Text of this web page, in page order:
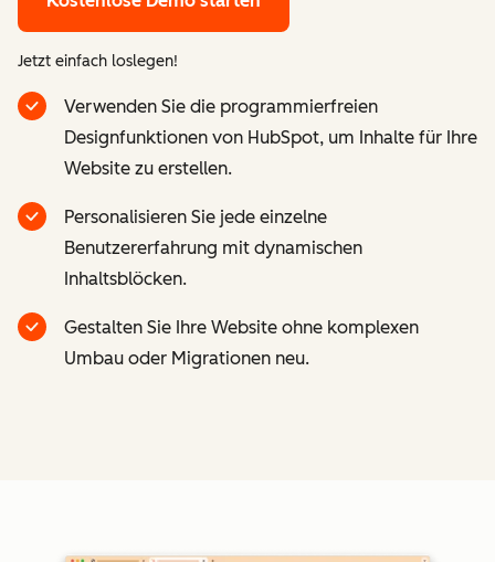
Jetzt einfach loslegen!
Verwenden Sie die programmierfreien
Designfunktionen von HubSpot, um Inhalte für Ihre
Website zu erstellen.
Personalisieren Sie jede einzelne
Benutzererfahrung mit dynamischen
Inhaltsblöcken.
Gestalten Sie Ihre Website ohne komplexen
Umbau oder Migrationen neu.